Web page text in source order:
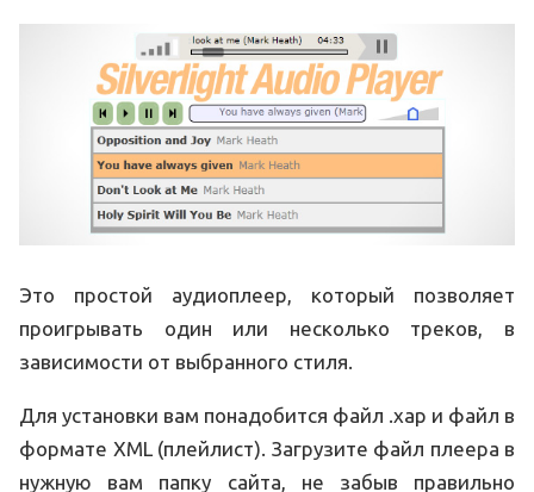
Это простой аудиоплеер, который позволяет
проигрывать один или несколько треков, в
зависимости от выбранного стиля.
Для установки вам понадобится файл .xap и файл в
формате XML (плейлист). Загрузите файл плеера в
нужную вам папку сайта, не забыв правильно